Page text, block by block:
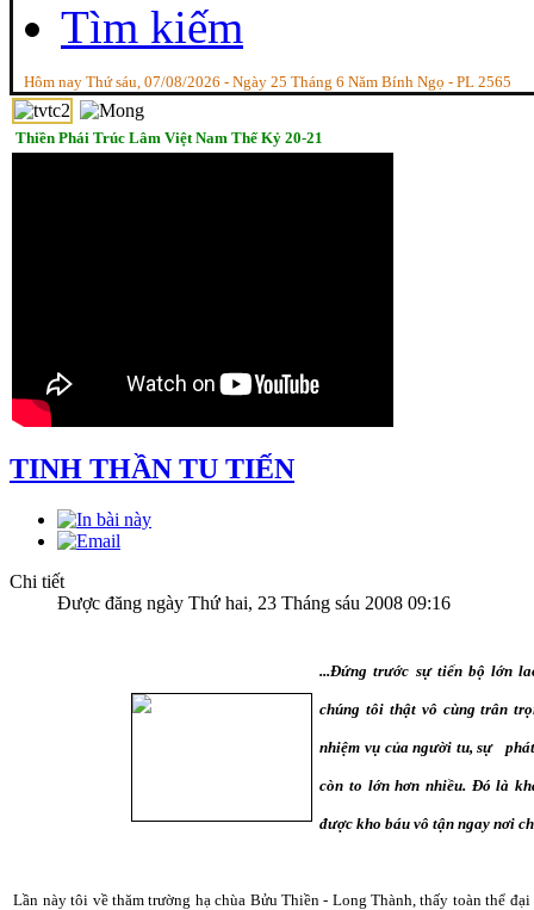
Tìm kiếm
Hôm nay Thứ sáu, 07/08/2026 - Ngày 25 Tháng 6 Năm Bính Ngọ - PL 2565
Thiền Phái Trúc Lâm Việt Nam Thế Kỷ 20-21
TINH THẦN TU TIẾN
Chi tiết
Được đăng ngày Thứ hai, 23 Tháng sáu 2008 09:16
...Đứng trước sự tiến bộ lớn
chúng tôi thật vô cùng trân
nhiệm vụ của người tu, sự
còn to lớn hơn nhiều. Đó là
được kho báu vô tận ngay nơi
Lần này tôi về thăm trường hạ chùa Bửu Thiền - Long Thành, thấy toàn thể